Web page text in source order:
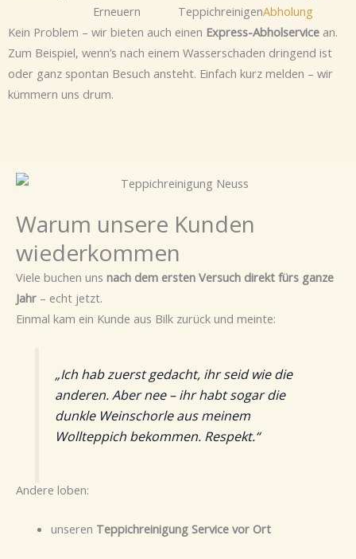
Erneuern
TeppichreinigenAbholung
Kein Problem – wir bieten auch einen Express-Abholservice an.
Zum Beispiel, wenn’s nach einem Wasserschaden dringend ist
oder ganz spontan Besuch ansteht. Einfach kurz melden – wir
kümmern uns drum.
Warum unsere Kunden
wiederkommen
Viele buchen uns nach dem ersten Versuch direkt fürs ganze
Jahr – echt jetzt.
Einmal kam ein Kunde aus Bilk zurück und meinte:
„Ich hab zuerst gedacht, ihr seid wie die
anderen. Aber nee – ihr habt sogar die
dunkle Weinschorle aus meinem
Wollteppich bekommen. Respekt.“
Andere loben:
unseren Teppichreinigung Service vor Ort